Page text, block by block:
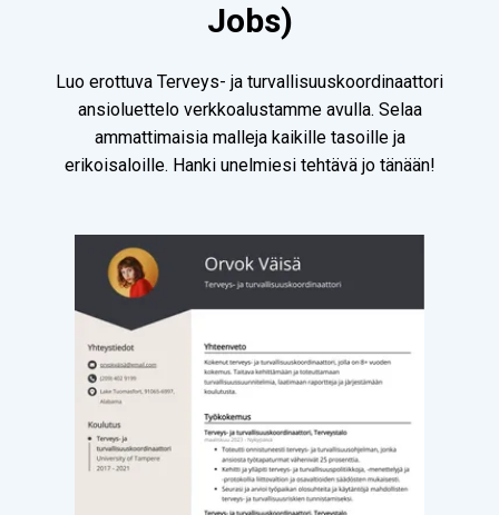
Jobs)
Luo erottuva Terveys- ja turvallisuuskoordinaattori
ansioluettelo verkkoalustamme avulla. Selaa
ammattimaisia malleja kaikille tasoille ja
erikoisaloille. Hanki unelmiesi tehtävä jo tänään!